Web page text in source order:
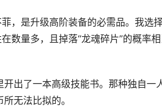
，是升级高阶装备的必需品。我选
数量多，且掉落“龙魂碎片”的概率相
出了一本高级技能书。那种独自一人
无法比拟的。